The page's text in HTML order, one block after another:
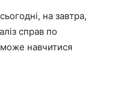
на завтра,
справ по
навчитися